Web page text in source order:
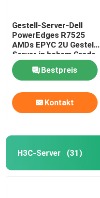
Gestell-Server-Dell
PowerEdges R7525
AMDs EPYC 2U Gestell-
Server in hohem Grade
ersteigbar
Bestpreis
Kontakt
H3C-Server (31)